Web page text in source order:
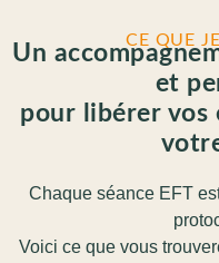
CE QUE
Un
et
pour libérer
Chaque séance EFT
Voici ce que vous